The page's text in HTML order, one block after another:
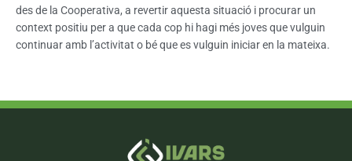
des de la Cooperativa, a revertir aquesta situació i procurar un
context positiu per a que cada cop hi hagi més joves que vulguin
continuar amb l’activitat o bé que es vulguin iniciar en la mateixa.